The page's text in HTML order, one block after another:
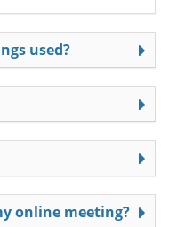
used?
online meeting?